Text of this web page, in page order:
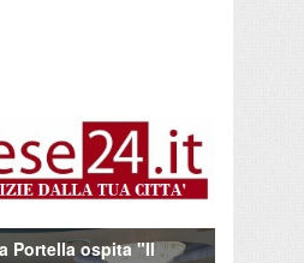
Portella ospita "Il